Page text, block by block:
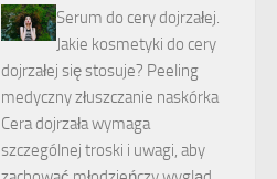
Serum do cery dojrzałej.
Jakie kosmetyki do cery
dojrzałej się stosuje? Peeling
medyczny złuszczanie naskórka
Cera dojrzała wymaga
szczególnej troski i uwagi, aby